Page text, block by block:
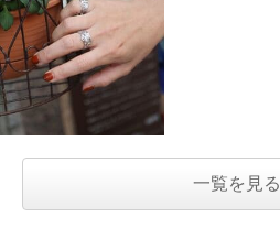
一覧を見る